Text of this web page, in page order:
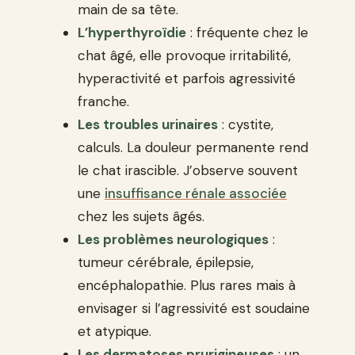
main de sa tête.
L’hyperthyroïdie : fréquente chez le
chat âgé, elle provoque irritabilité,
hyperactivité et parfois agressivité
franche.
Les troubles urinaires : cystite,
calculs. La douleur permanente rend
le chat irascible. J’observe souvent
une insuffisance rénale associée
chez les sujets âgés.
Les problèmes neurologiques :
tumeur cérébrale, épilepsie,
encéphalopathie. Plus rares mais à
envisager si l’agressivité est soudaine
et atypique.